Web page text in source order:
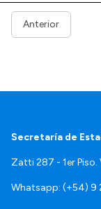
Anterior
Secretaría de
Zatti 287 - 1er
Whatsapp: (+54) 9